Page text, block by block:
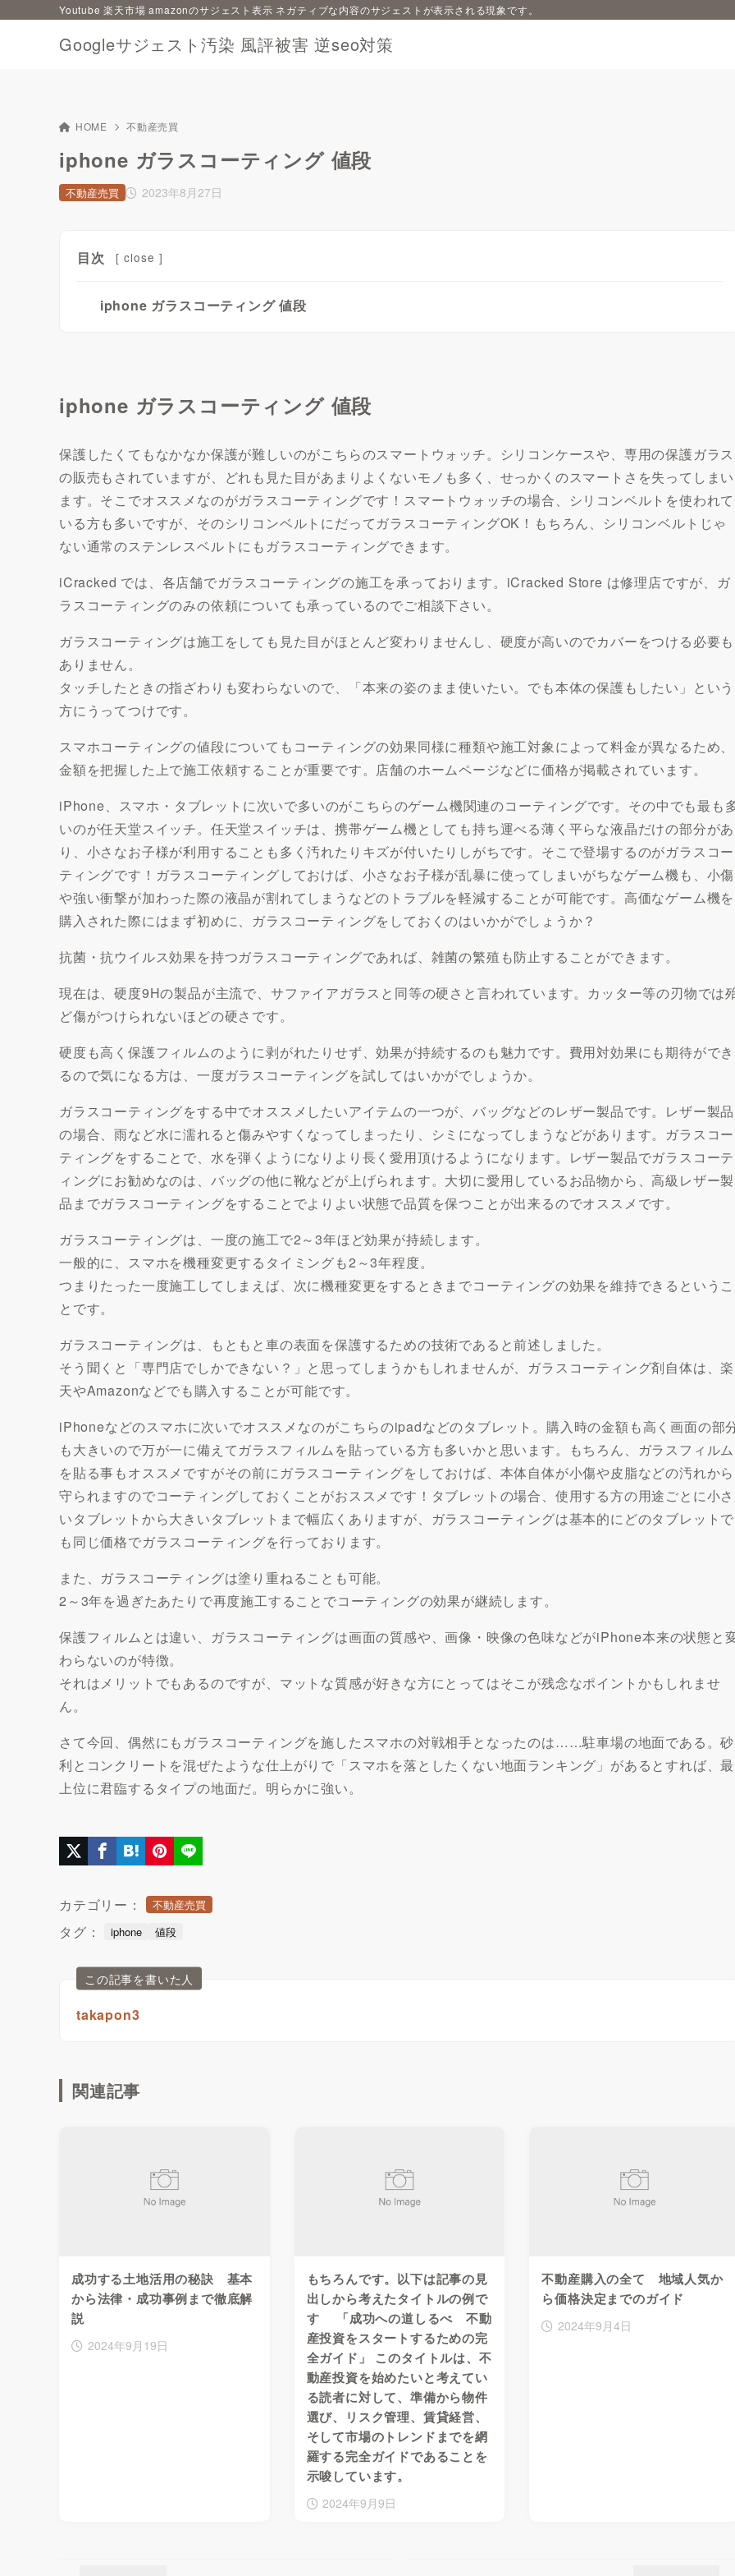
Googleサジェスト汚染 風評被害 逆seo対策
Youtube 楽天市場 amazonのサジェスト表示 ネガティブな内容のサジェストが表示される現象です。
HOME 不動産売買
iphone ガラスコーティング 値段
2023年8月27日
不動産売買
目次 [ close ]
iphone ガラスコーティング 値段
iphone ガラスコーティング 値段
保護したくてもなかなか保護が難しいのがこちらのスマートウォッチ。シリコンケースや、専用の保護ガラス
の販売もされていますが、どれも見た目があまりよくないモノも多く、せっかくのスマートさを失ってしまい
ます。そこでオススメなのがガラスコーティングです！スマートウォッチの場合、シリコンベルトを使われて
いる方も多いですが、そのシリコンベルトにだってガラスコーティングOK！もちろん、シリコンベルトじゃ
ない通常のステンレスベルトにもガラスコーティングできます。
iCracked では、各店舗でガラスコーティングの施工を承っております。iCracked Store は修理店ですが、ガ
ラスコーティングのみの依頼についても承っているのでご相談下さい。
ガラスコーティングは施工をしても見た目がほとんど変わりませんし、硬度が高いのでカバーをつける必要も
ありません。
タッチしたときの指ざわりも変わらないので、「本来の姿のまま使いたい。でも本体の保護もしたい」という
方にうってつけです。
スマホコーティングの値段についてもコーティングの効果同様に種類や施工対象によって料金が異なるため、
金額を把握した上で施工依頼することが重要です。店舗のホームページなどに価格が掲載されています。
iPhone、スマホ・タブレットに次いで多いのがこちらのゲーム機関連のコーティングです。その中でも最も
いのが任天堂スイッチ。任天堂スイッチは、携帯ゲーム機としても持ち運べる薄く平らな液晶だけの部分があ
り、小さなお子様が利用することも多く汚れたりキズが付いたりしがちです。そこで登場するのがガラスコー
ティングです！ガラスコーティングしておけば、小さなお子様が乱暴に使ってしまいがちなゲーム機も、小傷
や強い衝撃が加わった際の液晶が割れてしまうなどのトラブルを軽減することが可能です。高価なゲーム機を
購入された際にはまず初めに、ガラスコーティングをしておくのはいかがでしょうか？
抗菌・抗ウイルス効果を持つガラスコーティングであれば、雑菌の繁殖も防止することができます。
現在は、硬度9Hの製品が主流で、サファイアガラスと同等の硬さと言われています。カッター等の刃物では
ど傷がつけられないほどの硬さです。
硬度も高く保護フィルムのように剥がれたりせず、効果が持続するのも魅力です。費用対効果にも期待ができ
るので気になる方は、一度ガラスコーティングを試してはいかがでしょうか。
ガラスコーティングをする中でオススメしたいアイテムの一つが、バッグなどのレザー製品です。レザー製品
の場合、雨など水に濡れると傷みやすくなってしまったり、シミになってしまうなどがあります。ガラスコー
ティングをすることで、水を弾くようになりより長く愛用頂けるようになります。レザー製品でガラスコーテ
ィングにお勧めなのは、バッグの他に靴などが上げられます。大切に愛用しているお品物から、高級レザー製
品までガラスコーティングをすることでよりよい状態で品質を保つことが出来るのでオススメです。
ガラスコーティングは、一度の施工で2～3年ほど効果が持続します。
一般的に、スマホを機種変更するタイミングも2～3年程度。
つまりたった一度施工してしまえば、次に機種変更をするときまでコーティングの効果を維持できるというこ
とです。
ガラスコーティングは、もともと車の表面を保護するための技術であると前述しました。
そう聞くと「専門店でしかできない？」と思ってしまうかもしれませんが、ガラスコーティング剤自体は、楽
天やAmazonなどでも購入することが可能です。
iPhoneなどのスマホに次いでオススメなのがこちらのipadなどのタブレット。購入時の金額も高く画面の部
も大きいので万が一に備えてガラスフィルムを貼っている方も多いかと思います。もちろん、ガラスフィルム
を貼る事もオススメですがその前にガラスコーティングをしておけば、本体自体が小傷や皮脂などの汚れから
守られますのでコーティングしておくことがおススメです！タブレットの場合、使用する方の用途ごとに小さ
いタブレットから大きいタブレットまで幅広くありますが、ガラスコーティングは基本的にどのタブレットで
も同じ価格でガラスコーティングを行っております。
また、ガラスコーティングは塗り重ねることも可能。
2～3年を過ぎたあたりで再度施工することでコーティングの効果が継続します。
保護フィルムとは違い、ガラスコーティングは画面の質感や、画像・映像の色味などがiPhone本来の状態と
わらないのが特徴。
それはメリットでもあるのですが、マットな質感が好きな方にとってはそこが残念なポイントかもしれませ
ん。
さて今回、偶然にもガラスコーティングを施したスマホの対戦相手となったのは……駐車場の地面である。砂
利とコンクリートを混ぜたような仕上がりで「スマホを落としたくない地面ランキング」があるとすれば、最
上位に君臨するタイプの地面だ。明らかに強い。
カテゴリー： 不動産売買
タグ： iphone 値段
この記事を書いた人
takapon3
関連記事
成功する土地活用の秘訣 基本
から法律・成功事例まで徹底解
説
2024年9月19日
もちろんです。以下は記事の見
出しから考えたタイトルの例で
す 「成功への道しるべ 不動
産投資をスタートするための完
全ガイド」 このタイトルは、不
動産投資を始めたいと考えてい
る読者に対して、準備から物件
選び、リスク管理、賃貸経営、
そして市場のトレンドまでを網
羅する完全ガイドであることを
示唆しています。
2024年9月9日
不動産購入の全て 地域人気か
ら価格決定までのガイド
2024年9月4日